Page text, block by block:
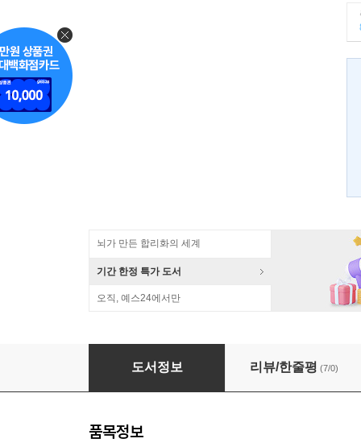
뇌가 만든 합리화의 세계
기간 한정 특가 도서
오직, 예스24에서만
한 권으로 읽는 구름책
도서정보 리뷰/한줄평 (7/0)
품목정보